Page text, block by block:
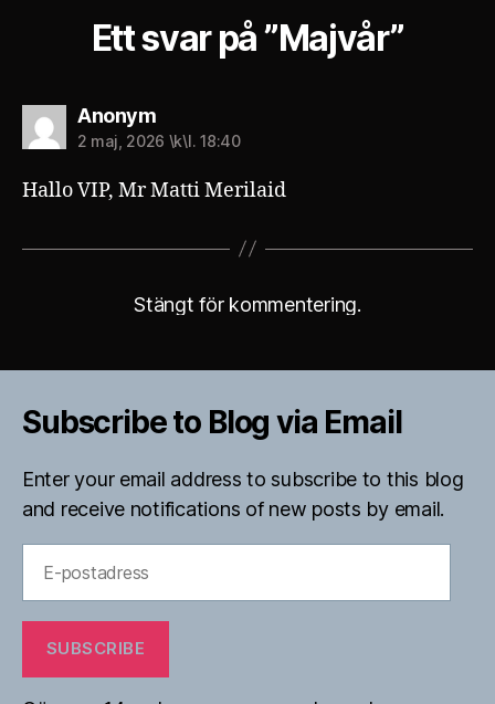
Ett svar på ”Majvår”
Anonymsäger:
2 maj, 2026 \k\l. 18:40
Hallo VIP, Mr Matti Merilaid
Stängt för kommentering.
Subscribe to Blog via Email
Enter your email address to subscribe to this blog
and receive notifications of new posts by email.
postadress
SUBSCRIBE